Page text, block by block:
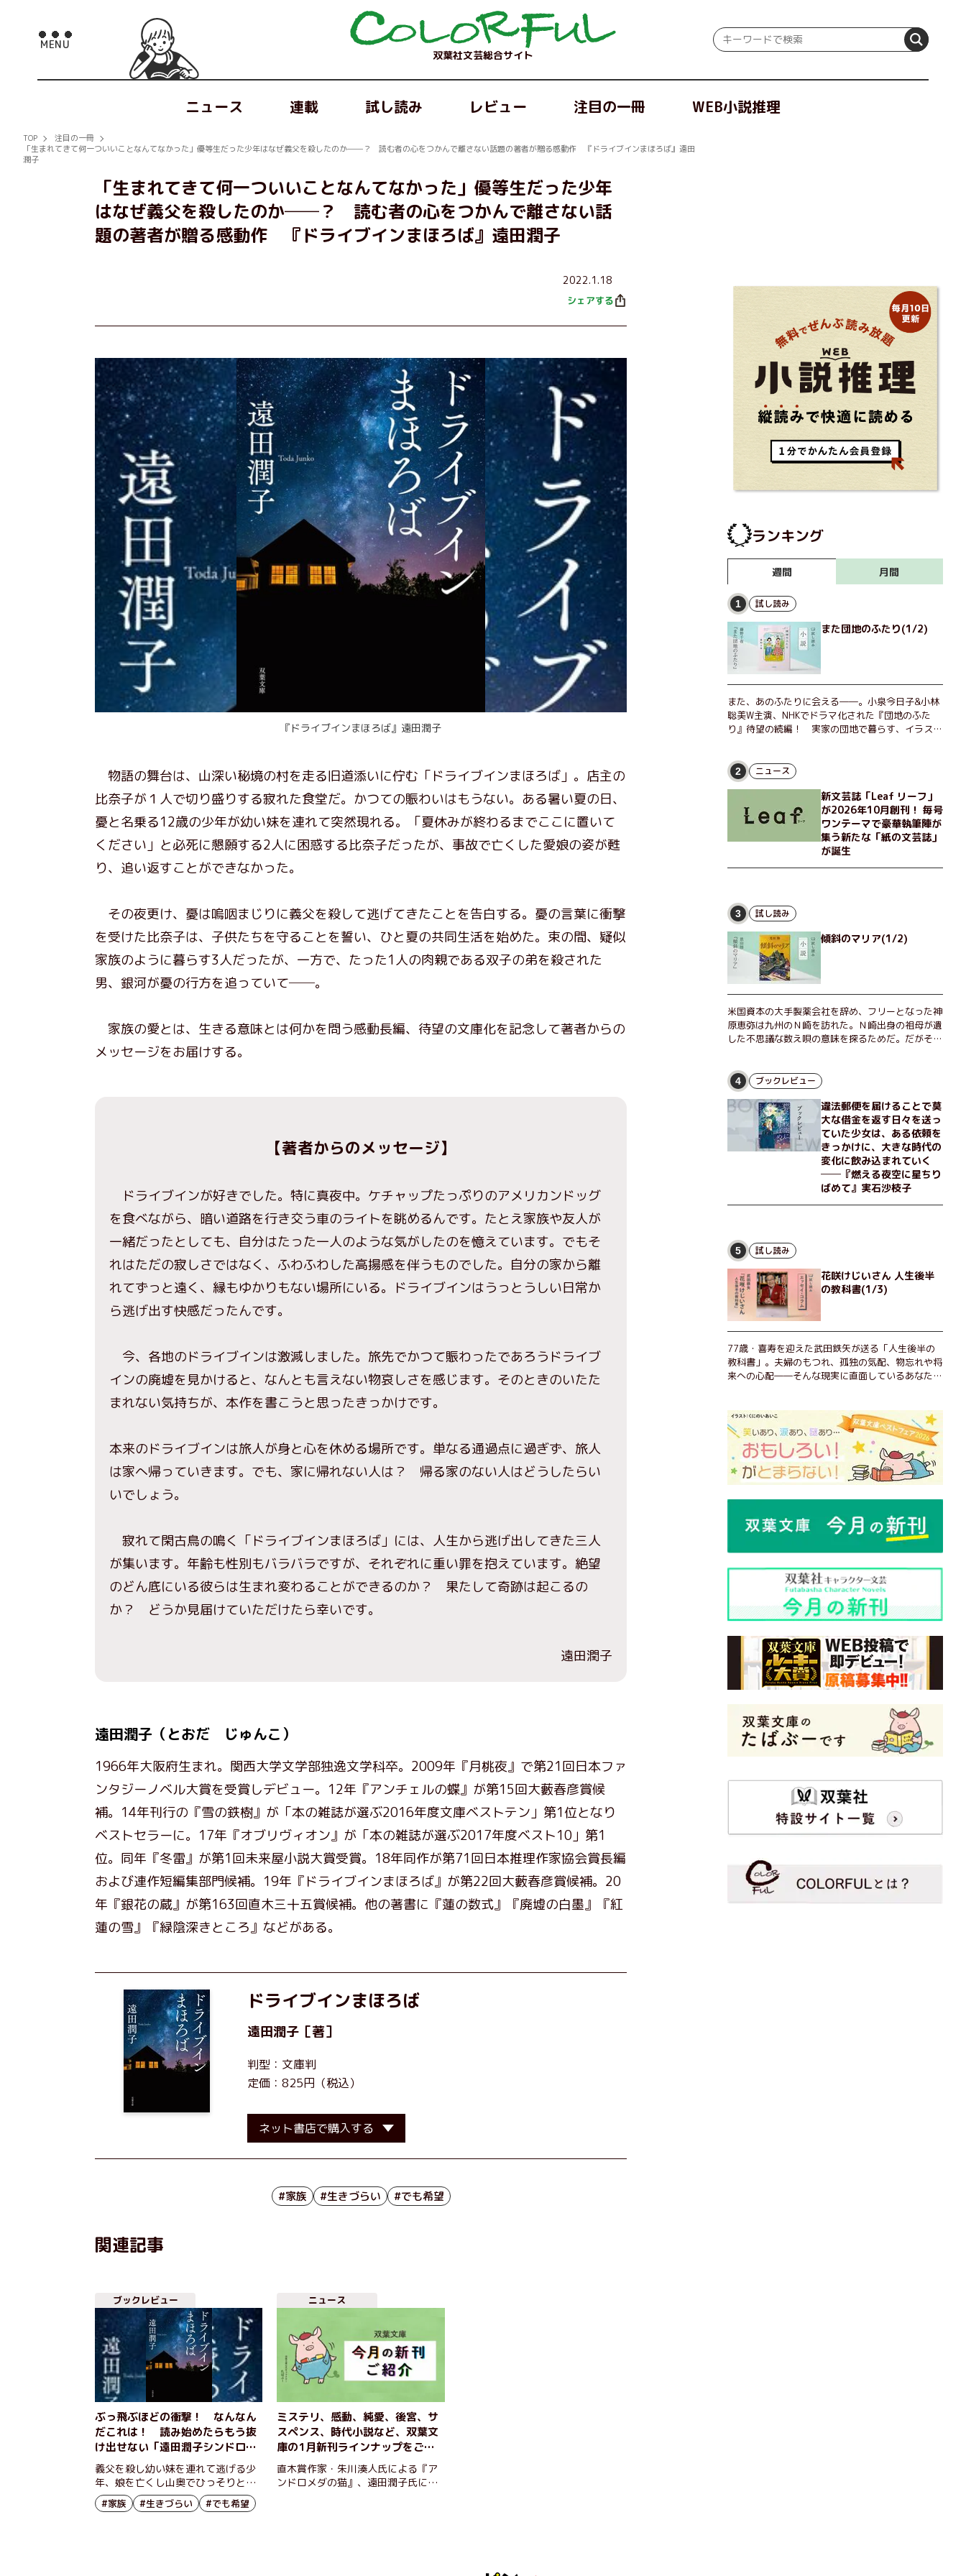
双葉社文芸総合サイト
ニュース 連載 試し読み レビュー 注目の一冊 WEB小説推理
TOP
注目の一冊
「生まれてきて何一ついいことなんてなかった」優等生だった少年はなぜ義父を殺したのか──？ 読む者の心をつかんで離さない話題の著者が贈る感動作 『ドライブインまほろば』遠田
潤子
「生まれてきて何一ついいことなんてなかった」優等生だった少年
はなぜ義父を殺したのか──？ 読む者の心をつかんで離さない話
題の著者が贈る感動作 『ドライブインまほろば』遠田潤子
2022.1.18
シェアする
『ドライブインまほろば』遠田潤子
物語の舞台は、山深い秘境の村を走る旧道添いに佇む「ドライブインまほろば」。店主の
比奈子が１人で切り盛りする寂れた食堂だ。かつての賑わいはもうない。ある暑い夏の日、
憂と名乗る12歳の少年が幼い妹を連れて突然現れる。「夏休みが終わるまでここに置いて
ください」と必死に懇願する2人に困惑する比奈子だったが、事故で亡くした愛娘の姿が甦
り、追い返すことができなかった。
その夜更け、憂は嗚咽まじりに義父を殺して逃げてきたことを告白する。憂の言葉に衝撃
を受けた比奈子は、子供たちを守ることを誓い、ひと夏の共同生活を始めた。束の間、疑似
家族のように暮らす3人だったが、一方で、たった1人の肉親である双子の弟を殺された
男、銀河が憂の行方を追っていて──。
家族の愛とは、生きる意味とは何かを問う感動長編、待望の文庫化を記念して著者からの
メッセージをお届けする。
【著者からのメッセージ】
ドライブインが好きでした。特に真夜中。ケチャップたっぷりのアメリカンドッグ
を食べながら、暗い道路を行き交う車のライトを眺めるんです。たとえ家族や友人が
一緒だったとしても、自分はたった一人のような気がしたのを憶えています。でもそ
れはただの寂しさではなく、ふわふわした高揚感を伴うものでした。自分の家から離
れてずっと遠く、縁もゆかりもない場所にいる。ドライブインはうっとうしい日常か
ら逃げ出す快感だったんです。
今、各地のドライブインは激減しました。旅先でかつて賑わったであろうドライブ
インの廃墟を見かけると、なんとも言えない物哀しさを感じます。そのときのいたた
まれない気持ちが、本作を書こうと思ったきっかけです。
本来のドライブインは旅人が身と心を休める場所です。単なる通過点に過ぎず、旅人
は家へ帰っていきます。でも、家に帰れない人は？ 帰る家のない人はどうしたらい
いでしょう。
寂れて閑古鳥の鳴く「ドライブインまほろば」には、人生から逃げ出してきた三人
が集います。年齢も性別もバラバラですが、それぞれに重い罪を抱えています。絶望
のどん底にいる彼らは生まれ変わることができるのか？ 果たして奇跡は起こるの
か？ どうか見届けていただけたら幸いです。
遠田潤子
遠田潤子（とおだ じゅんこ）
1966年大阪府生まれ。関西大学文学部独逸文学科卒。2009年『月桃夜』で第21回日本ファ
ンタジーノベル大賞を受賞しデビュー。12年『アンチェルの蝶』が第15回大藪春彦賞候
補。14年刊行の『雪の鉄樹』が「本の雑誌が選ぶ2016年度文庫ベストテン」第1位となり
ベストセラーに。17年『オブリヴィオン』が「本の雑誌が選ぶ2017年度ベスト10」第1
位。同年『冬雷』が第1回未来屋小説大賞受賞。18年同作が第71回日本推理作家協会賞長編
および連作短編集部門候補。19年『ドライブインまほろば』が第22回大藪春彦賞候補。20
年『銀花の蔵』が第163回直木三十五賞候補。他の著書に『蓮の数式』『廃墟の白墨』『紅
蓮の雪』『緑陰深きところ』などがある。
ドライブインまほろば
遠田潤子 ［著］
判型：文庫判
定価：825円（税込）
ネット書店で購入する
#家族 #生きづらい #でも希望
関連記事
ブックレビュー
ぶっ飛ぶほどの衝撃！ なんなん
だこれは！ 読み始めたらもう抜
け出せない「遠田潤子シンドロー
ム」 『ドライブインまほろば』
遠田潤子
義父を殺し幼い妹を連れて逃げる少
年、娘を亡くし山奥でひっそりと暮
らす女、親に捨てられ双子の弟を殺
された男――人生から逃げ出した3人
#家族 #生きづらい #でも希望
ニュース
ミステリ、感動、純愛、後宮、サ
スペンス、時代小説など、双葉文
庫の1月新刊ラインナップをご紹
介！ 直木賞作家の感動小説や、
大藪春彦賞候補作など、話題の新
刊がたくさん！
直木賞作家・朱川湊人氏による『ア
ンドロメダの猫』、遠田潤子氏によ
ランキング
週間 月間
1 試し読み
また団地のふたり(1/2)
また、あのふたりに会える――。小泉今日子&小林
聡美W主演、NHKでドラマ化された『団地のふた
り』待望の続編！ 実家の団地で暮らす、イラスト
ょっとした贅沢を楽しんだり、近所のおばちゃんの
恋バナを聞いてあげたり、部屋でふたりだけの「台
湾映画祭」を催したり。50代独身、幼なじみの変
わらぬ友情とささやかな幸せの日々を描く。
2 ニュース
新文芸誌「Leaf リーフ」
が2026年10月創刊！ 毎号
ワンテーマで豪華執筆陣が
集う新たな「紙の文芸誌」
が誕生
3 試し読み
傾斜のマリア(1/2)
米国資本の大手製薬会社を辞め、フリーとなった神
原恵弥は九州のＮ崎を訪れた。Ｎ崎出身の祖母が遺
した不思議な数え唄の意味を探るためだ。だがそん
出島で見つかったある物質について博士の意見を聞
きたいという。恵弥は、まるで影のような存在の博
士とまみえることはできるのか？ そして、唄の歌
詞「かたむくマリア」に込められた秘密とは？ 謎
めいたラストが鮮烈な余韻を残すシリーズ第四作！
4 ブックレビュー
違法郵便を届けることで莫
大な借金を返す日々を送っ
ていた少女は、ある依頼を
きっかけに、大きな時代の
変化に飲み込まれていく
──『燃える夜空に星ちり
ばめて』実石沙枝子
5 試し読み
花咲けじいさん 人生後半
の教科書(1/3)
77歳・喜寿を迎えた武田鉄矢が送る「人生後半の
教科書」。夫婦のもつれ、孤独の気配、物忘れや将
来への心配――そんな現実に直面しているあなた
経験をもとに繰り出される持論は説得力満点。まだ
まだ人生これから！ 読むだけで前向きになれる一
冊。